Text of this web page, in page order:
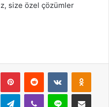
size özel çözümler
PinterestReddit VKontakte
TelegramViber Line E-Posta ile